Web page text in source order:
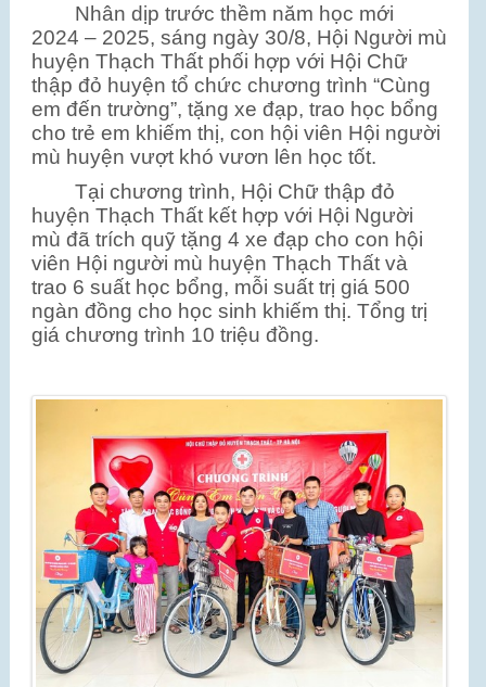
Nhân dịp trước thềm năm học mới
2024 – 2025, sáng ngày 30/8, Hội Người mù
huyện Thạch Thất phối hợp với Hội Chữ
thập đỏ huyện tổ chức chương trình “Cùng
em đến trường”, tặng xe đạp, trao học bổng
cho trẻ em khiếm thị, con hội viên Hội người
mù huyện vượt khó vươn lên học tốt.
Tại chương trình, Hội Chữ thập đỏ
huyện Thạch Thất kết hợp với Hội Người
mù đã trích quỹ tặng 4 xe đạp cho con hội
viên Hội người mù huyện Thạch Thất và
trao 6 suất học bổng, mỗi suất trị giá 500
ngàn đồng cho học sinh khiếm thị. Tổng trị
giá chương trình 10 triệu đồng.